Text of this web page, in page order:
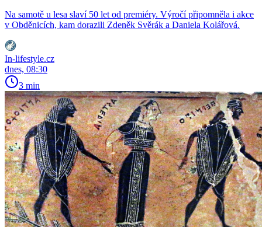
Na samotě u lesa slaví 50 let od premiéry. Výročí připomněla i akce
v Obděnicích, kam dorazili Zdeněk Svěrák a Daniela Kolářová.
In-lifestyle.cz
dnes, 08:30
3 min